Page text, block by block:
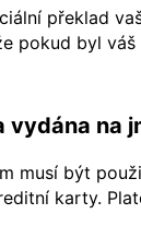
překlad
pokud byl
vydána na
musí být
karty.